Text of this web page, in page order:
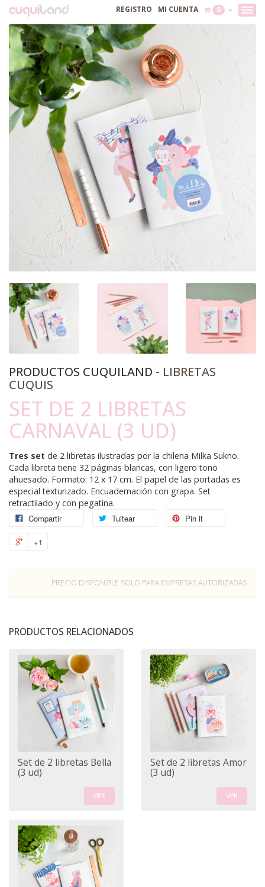
REGISTRO MI CUENTA 0
PRODUCTOS CUQUILAND - LIBRETAS
CUQUIS
SET DE 2 LIBRETAS
CARNAVAL (3 UD)
Tres set de 2 libretas ilustradas por la chilena Milka Sukno.
Cada libreta tiene 32 páginas blancas, con ligero tono
ahuesado. Formato: 12 x 17 cm. El papel de las portadas es
especial texturizado. Encuadernación con grapa. Set
retractilado y con pegatina.
Compartir
Tuitear Pin it
+1
PRECIO DISPONIBLE SOLO PARA EMPRESAS AUTORIZADAS
PRODUCTOS RELACIONADOS
Set de 2 libretas Bella
(3 ud)
VER
Set de 2 libretas Amor
(3 ud)
VER